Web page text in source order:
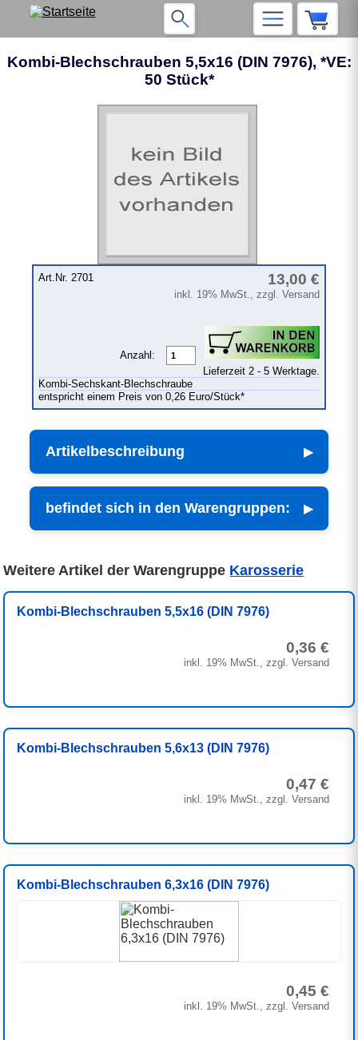
Kombi-Blechschrauben 5,5x16 (DIN 7976), *VE:
50 Stück*
Art.Nr. 2701 13,00 €
inkl. 19% MwSt., zzgl. Versand
Anzahl:
Lieferzeit 2 - 5 Werktage.
Kombi-Sechskant-Blechschraube
entspricht einem Preis von 0,26 Euro/Stück*
Artikelbeschreibung
befindet sich in den Warengruppen:
Weitere Artikel der Warengruppe Karosserie
Kombi-Blechschrauben 5,5x16 (DIN 7976)
0,36 €
inkl. 19% MwSt., zzgl. Versand
Kombi-Blechschrauben 5,6x13 (DIN 7976)
0,47 €
inkl. 19% MwSt., zzgl. Versand
Kombi-Blechschrauben 6,3x16 (DIN 7976)
0,45 €
inkl. 19% MwSt., zzgl. Versand